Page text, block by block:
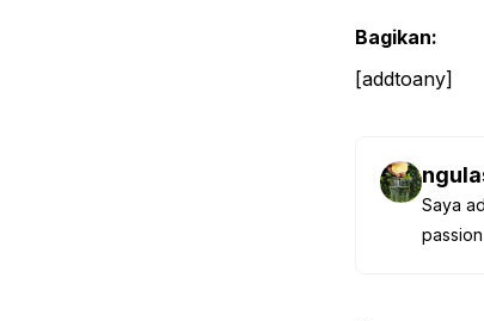
Bagikan:
[addtoany]
Saya